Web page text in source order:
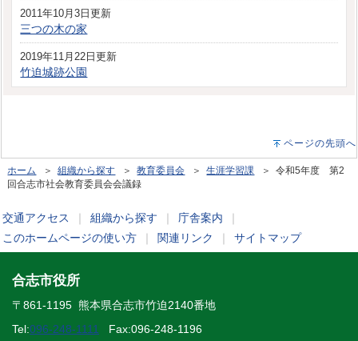
2011年10月3日更新
三つの木の家
2019年11月22日更新
竹迫城跡公園
ページの先頭へ
ホーム ＞組織から探す ＞教育委員会 ＞生涯学習課 ＞ 令和5年度 第2
回合志市社会教育委員会会議録
交通アクセス 組織から探す 庁舎案内
このホームページの使い方
関連リンク サイトマップ
合志市役所
〒861-1195 熊本県合志市竹迫2140番地
Tel:096-248-1111 Fax:096-248-1196